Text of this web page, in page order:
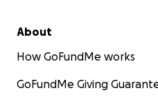
About
How GoFundMe works
GoFundMe Giving